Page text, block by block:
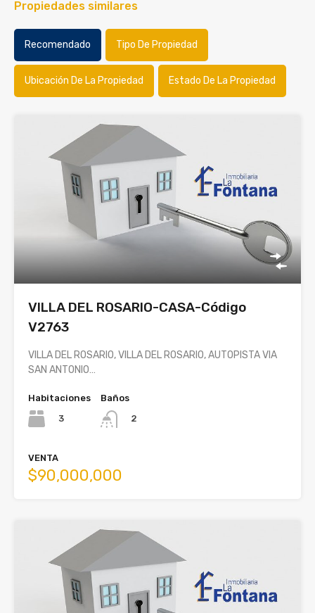
Propiedades similares
Recomendado Tipo De Propiedad
Ubicación De La Propiedad Estado De La Propiedad
VILLA DEL ROSARIO-CASA-Código
V2763
VILLA DEL ROSARIO, VILLA DEL ROSARIO, AUTOPISTA VIA
SAN ANTONIO…
Habitaciones
3
Baños
2
VENTA
$90,000,000